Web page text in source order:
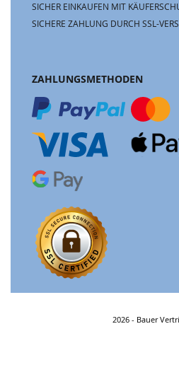
SICHER EINKAUFEN MIT
SICHERE ZAHLUNG DURCH SSL-
ZAHLUNGSMETHODEN
2026 - Bauer